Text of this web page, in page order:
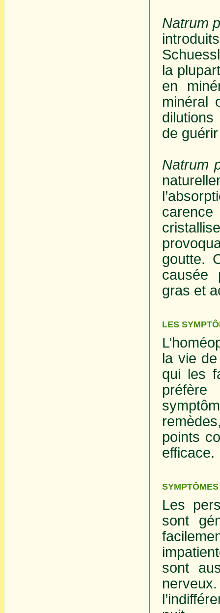
Natrum
la
en
minéral
de
Natrum
goutte.
causée
gras et
LES
la vie
qui les
points
efficace.
Les
sont
sont